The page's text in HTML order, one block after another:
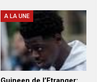
A LA UNE